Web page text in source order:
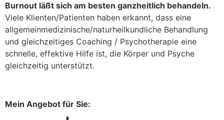
Burnout läßt sich am besten ganzheitlich behandeln.
Viele Klienten/Patienten haben erkannt, dass eine
allgemeinmedizinische/naturheilkundliche Behandlung
und gleichzeitiges Coaching / Psychotherapie eine
schnelle, effektive Hilfe ist, die Körper und Psyche
gleichzeitig unterstützt.
Mein Angebot für Sie: